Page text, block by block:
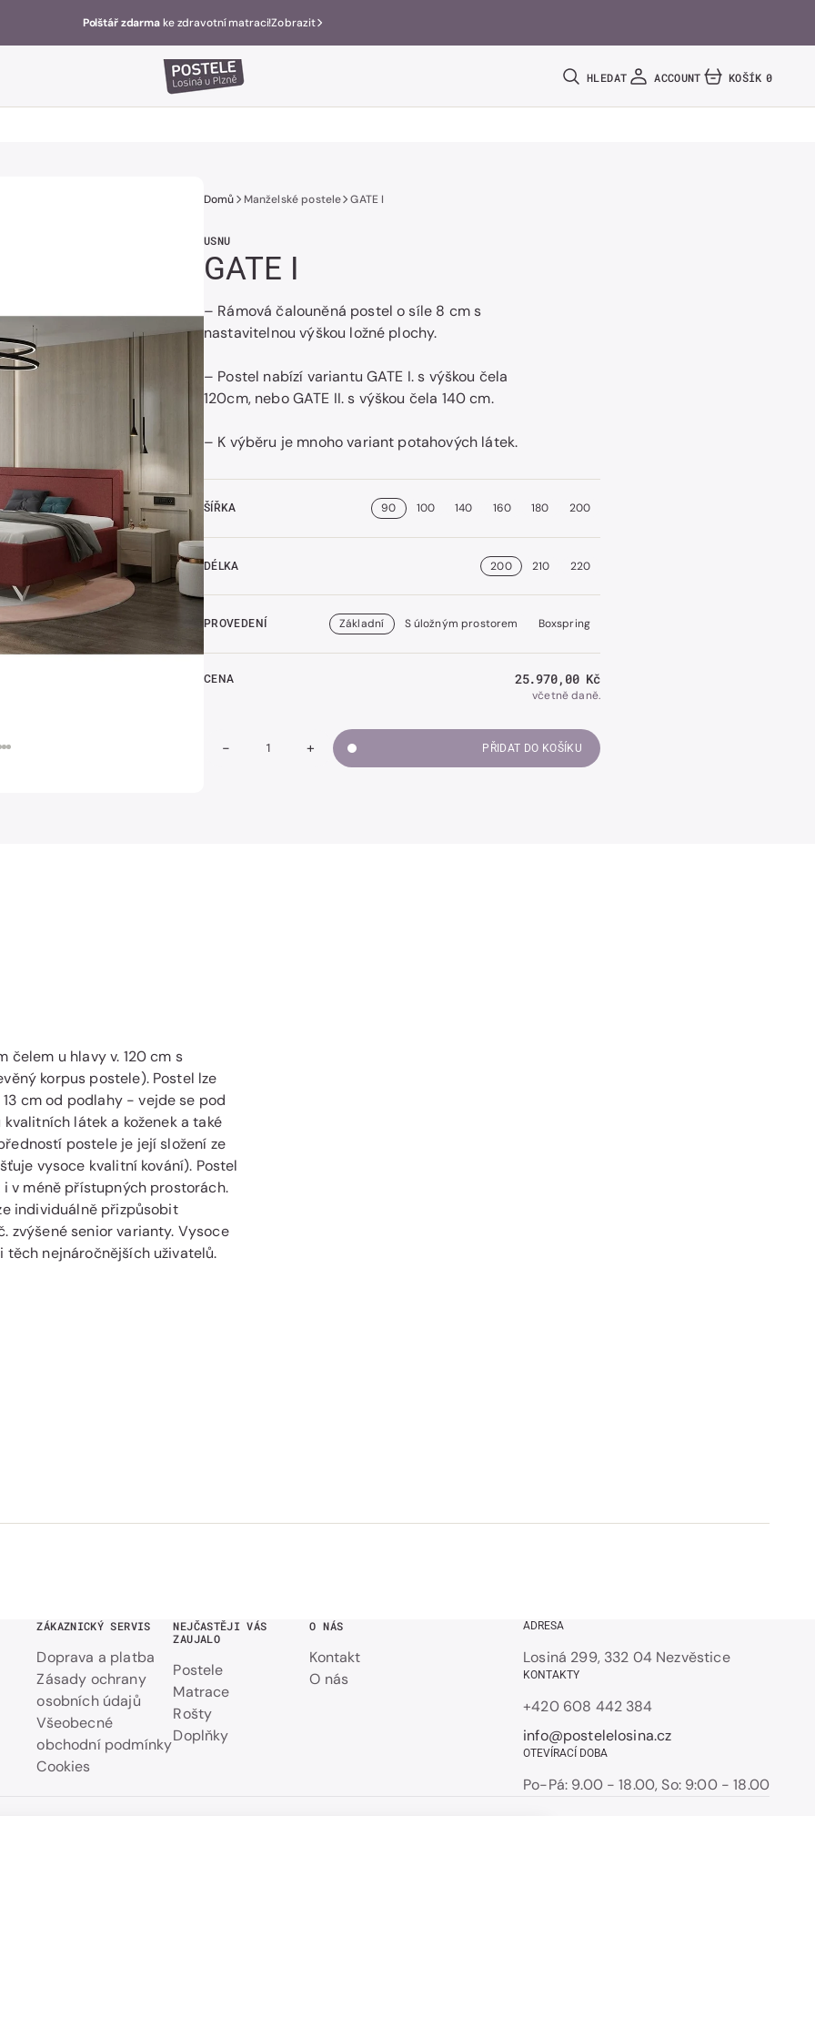
Polštář zdarmake zdravotní matraci!Zobrazit
HLEDAT ACCOUNT KOŠÍK 0
POLOŽEK
obrázek
Domů Manželské postele GATE I
USNU
GATE I
– Rámová čalouněná postel o síle 8 cm s
nastavitelnou výškou ložné plochy.
– Postel nabízí variantu GATE I. s výškou čela
120cm, nebo GATE II. s výškou čela 140 cm.
– K výběru je mnoho variant potahových látek.
ŠÍŘKA 90 100 140 160 180 200
DÉLKA 200 210 220
PROVEDENÍ Základní S úložným prostorem Boxspring
CENA Běžná
cena
25.970,00 Kč
včetně daně.
Snížit
-
Zvýšit
množství
+ PŘIDAT DO KOŠÍKU
čelem u hlavy v. 120 cm s
korpus postele). Postel lze
cm od podlahy - vejde se pod
látek a koženek a také
postele je její složení ze
vysoce kvalitní kování). Postel
v méně přístupných prostorách.
individuálně přizpůsobit
zvýšené senior varianty. Vysoce
těch nejnáročnějších uživatelů.
ZÁKAZNICKÝ SERVIS
Doprava a platba
Zásady ochrany
osobních údajů
Všeobecné
obchodní podmínky
Cookies
NEJČASTĚJI VÁS
ZAUJALO
Postele
Matrace
Rošty
Doplňky
O NÁS
Kontakt
O nás
ADRESA
Losiná 299, 332 04 Nezvěstice
KONTAKTY
+420 608 442 384
info@postelelosina.cz
OTEVÍRACÍ DOBA
Po-Pá: 9.00 - 18.00, So: 9:00 - 18.00